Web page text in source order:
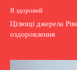
Я здоровий
Цілющі джерела
оздоровлення